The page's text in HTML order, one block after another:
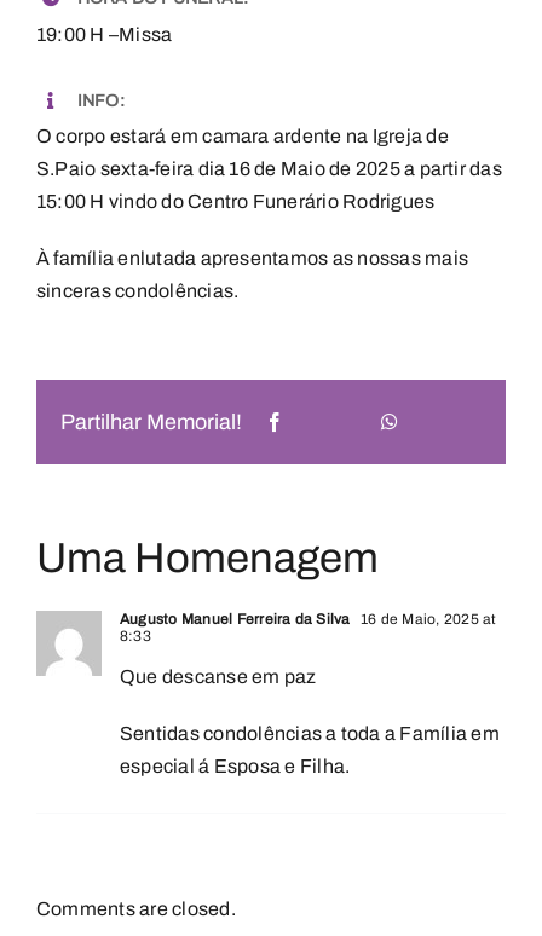
19:00 H –Missa
INFO:
O corpo estará em camara ardente na Igreja de
S.Paio sexta-feira dia 16 de Maio de 2025 a partir das
15:00 H vindo do Centro Funerário Rodrigues
À família enlutada apresentamos as nossas mais
sinceras condolências.
Partilhar Memorial!
Uma Homenagem
Augusto Manuel Ferreira da Silva
16 de Maio, 2025 at
8:33
Que descanse em paz
Sentidas condolências a toda a Família em
especial á Esposa e Filha.
Comments are closed.